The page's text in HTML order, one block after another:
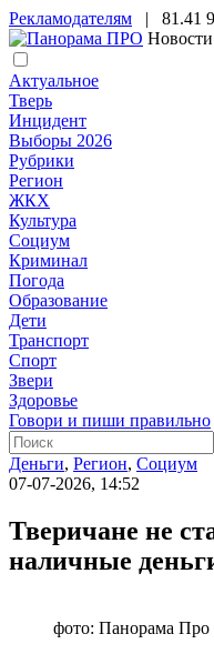
Рекламодателям | 81.41
Актуальное
Тверь
Инцидент
Выборы 2026
Рубрики
Регион
ЖКХ
Культура
Социум
Криминал
Погода
Образование
Дети
Транспорт
Спорт
Звери
Здоровье
Говори и пиши правильно
Деньги, Регион, Социум
07-07-2026, 14:52
Тверичане не
наличные
фото: Панорама Про